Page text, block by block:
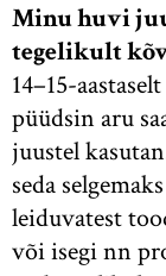
Minu huvi
tegelikult
14–15-
püüdsin aru
juustel
seda
leiduvatest
või isegi nn